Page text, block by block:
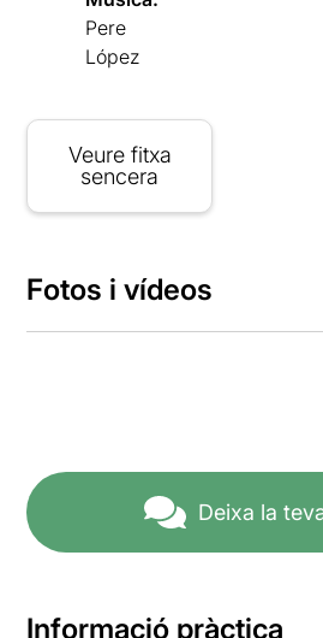
Pere
López
Veure fitxa
sencera
Fotos i vídeos
Deixa la
Informació pràctica